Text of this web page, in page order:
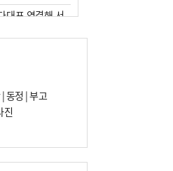
대포 연결해 서
지’ 된 부산…
로 확정, 해양
차 규정에 막
|동정 |부고
진